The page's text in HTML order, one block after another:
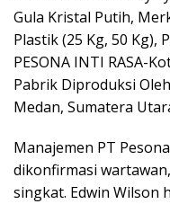
Gula Kristal Putih,
Plastik (25 Kg, 50 Kg),
PESONA INTI RASA-
Pabrik Diproduksi
Medan, Sumatera
Manajemen PT
dikonfirmasi
singkat. Edwin Wilson